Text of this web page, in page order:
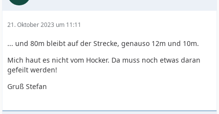
21. Oktober 2023 um 11:11
... und 80m bleibt auf der Strecke, genauso 12m und 10m.
Mich haut es nicht vom Hocker. Da muss noch etwas daran
gefeilt werden!
Gruß Stefan